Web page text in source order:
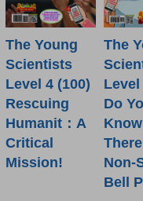
The Young
Scientists
Level 4 (100)
Rescuing
Humanit：A
Critical
Mission!
The
Level
Do
Non-
Bell